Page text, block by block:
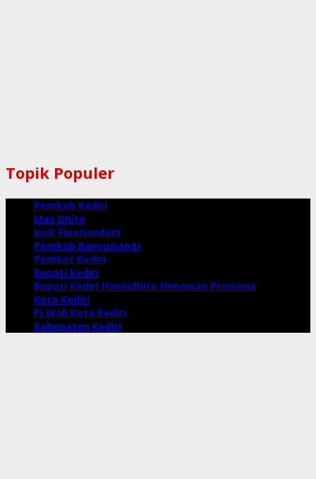
Topik Populer
Pemkab Kediri
Mas Dhito
Ipuk Fiestiandani
Pemkab Banyuwangi
Pemkot Kediri
Bupati Kediri
Bupati Kediri Hanindhito Himawan Pramana
Kota Kediri
Pj Wali Kota Kediri
Kabupaten Kediri